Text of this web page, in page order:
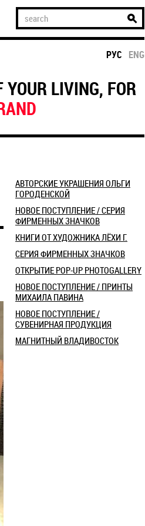
РУС ENG
YOUR LIVING, FOR
АВТОРСКИЕ УКРАШЕНИЯ ОЛЬГИ
ГОРОДЕНСКОЙ
НОВОЕ ПОСТУПЛЕНИЕ / СЕРИЯ
ФИРМЕННЫХ ЗНАЧКОВ
КНИГИ ОТ ХУДОЖНИКА ЛЁХИ Г.
СЕРИЯ ФИРМЕННЫХ ЗНАЧКОВ
ОТКРЫТИЕ POP-UP PHOTOGALLERY
НОВОЕ ПОСТУПЛЕНИЕ / ПРИНТЫ
МИХАИЛА ПАВИНА
НОВОЕ ПОСТУПЛЕНИЕ /
СУВЕНИРНАЯ ПРОДУКЦИЯ
МАГНИТНЫЙ ВЛАДИВОСТОК